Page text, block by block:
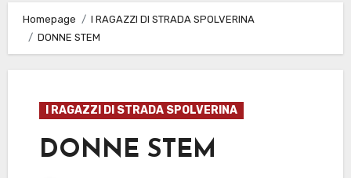
Homepage
I RAGAZZI DI STRADA SPOLVERINA
DONNE STEM
I RAGAZZI DI STRADA SPOLVERINA
DONNE STEM